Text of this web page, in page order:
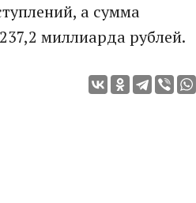
а сумма
миллиарда рублей.